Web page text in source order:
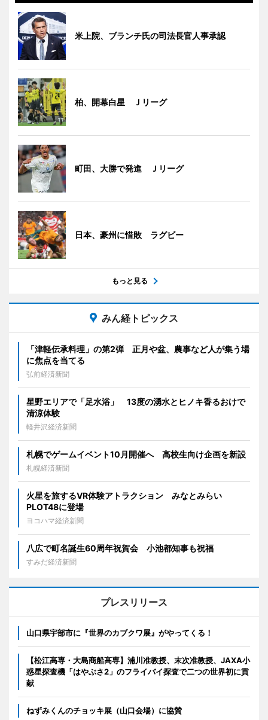
米上院、ブランチ氏の司法長官人事承認
柏、開幕白星 Ｊリーグ
町田、大勝で発進 Ｊリーグ
日本、豪州に惜敗 ラグビー
もっと見る
みん経トピックス
「津軽伝承料理」の第2弾 正月や盆、農事など人が集う場
に焦点を当てる
弘前経済新聞
星野エリアで「足水浴」 13度の湧水とヒノキ香るおけで
清涼体験
軽井沢経済新聞
札幌でゲームイベント10月開催へ 高校生向け企画を新設
札幌経済新聞
火星を旅するVR体験アトラクション みなとみらい
PLOT48に登場
ヨコハマ経済新聞
八広で町名誕生60周年祝賀会 小池都知事も祝福
すみだ経済新聞
プレスリリース
山口県宇部市に『世界のカブクワ展』がやってくる！
【松江高専・大島商船高専】浦川准教授、末次准教授、JAXA小
惑星探査機「はやぶさ2」のフライバイ探査で二つの世界初に貢
献
ねずみくんのチョッキ展（山口会場）に協賛